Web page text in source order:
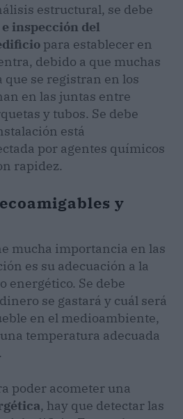
estructural, se debe
inspección del
para establecer en
debido a que muchas
que se registran en los
en las juntas entre
y tubos. Se debe
está
por agentes químicos
rapidez.
y
mucha importancia en las
es su adecuación a la
energético. Se debe
se gastará y cuál será
en el medioambiente,
temperatura adecuada
poder acometer una
, hay que detectar las